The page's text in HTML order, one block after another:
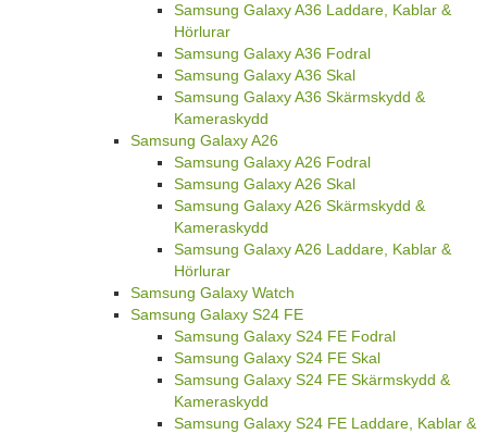
Samsung Galaxy A36 Laddare, Kablar &
Hörlurar
Samsung Galaxy A36 Fodral
Samsung Galaxy A36 Skal
Samsung Galaxy A36 Skärmskydd &
Kameraskydd
Samsung Galaxy A26
Samsung Galaxy A26 Fodral
Samsung Galaxy A26 Skal
Samsung Galaxy A26 Skärmskydd &
Kameraskydd
Samsung Galaxy A26 Laddare, Kablar &
Hörlurar
Samsung Galaxy Watch
Samsung Galaxy S24 FE
Samsung Galaxy S24 FE Fodral
Samsung Galaxy S24 FE Skal
Samsung Galaxy S24 FE Skärmskydd &
Kameraskydd
Samsung Galaxy S24 FE Laddare, Kablar &